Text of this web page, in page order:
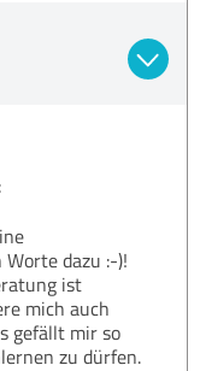
dazu :-)!
ist
mich auch
gefällt mir so
zu dürfen.